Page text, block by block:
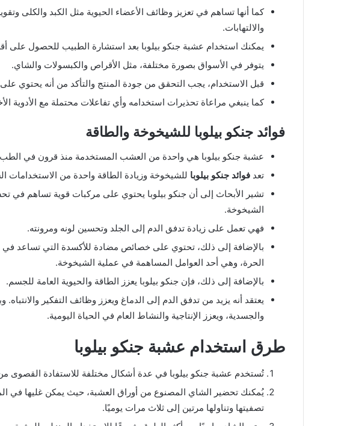
كما أنها تساهم في تعزيز وظائف الأعضاء الحيوية مثل الكبد والكلى
والالتهابات.
يمكنك استخدام عشبة جنكو بيلوبا بعد استشارة الطبيب للحصول على
يتوفر في الأسواق بصورة مختلفة، مثل الأقراص والكبسولات والشاي.
قبل الاستخدام، يجب التحقق من جودة المنتج والتأكد من أنه يحتوي
كما ينبغي مراعاة تحذيرات استخدامه وأي تفاعلات محتملة مع الأدوية
فوائد جنكو بيلوبا للشيخوخة والطاقة
عشبة جنكو بيلوبا هي واحدة من العشب المستخدمة منذ قرون في الطب
تعد فوائد جنكو بيلوبا للشيخوخة وزيادة الطاقة واحدة من الاستخدامات
تشير الأبحاث إلى أن جنكو بيلوبا يحتوي على مركبات قوية تساهم في
الشيخوخة.
فهي تعمل على زيادة تدفق الدم إلى الجلد وتحسين لونه ومرونته.
بالإضافة إلى ذلك، تحتوي على خصائص مضادة للأكسدة التي تساعد في
الحرة، وهي أحد العوامل المساهمة في عملية الشيخوخة.
بالإضافة إلى ذلك، فإن جنكو بيلوبا يعزز الطاقة والحيوية العامة للجسم.
يعتقد أنه يزيد من تدفق الدم إلى الدماغ ويعزز وظائف التفكير
والجسدية، ويعزز الإنتاجية والنشاط العام في الحياة اليومية.
طرق استخدام عشبة جنكو بيلوبا
تُستخدم عشبة جنكو بيلوبا في عدة أشكال مختلفة للاستفادة القصوى من
تصفيتها وتناولها مرتين إلى ثلاث مرات يوميًا.